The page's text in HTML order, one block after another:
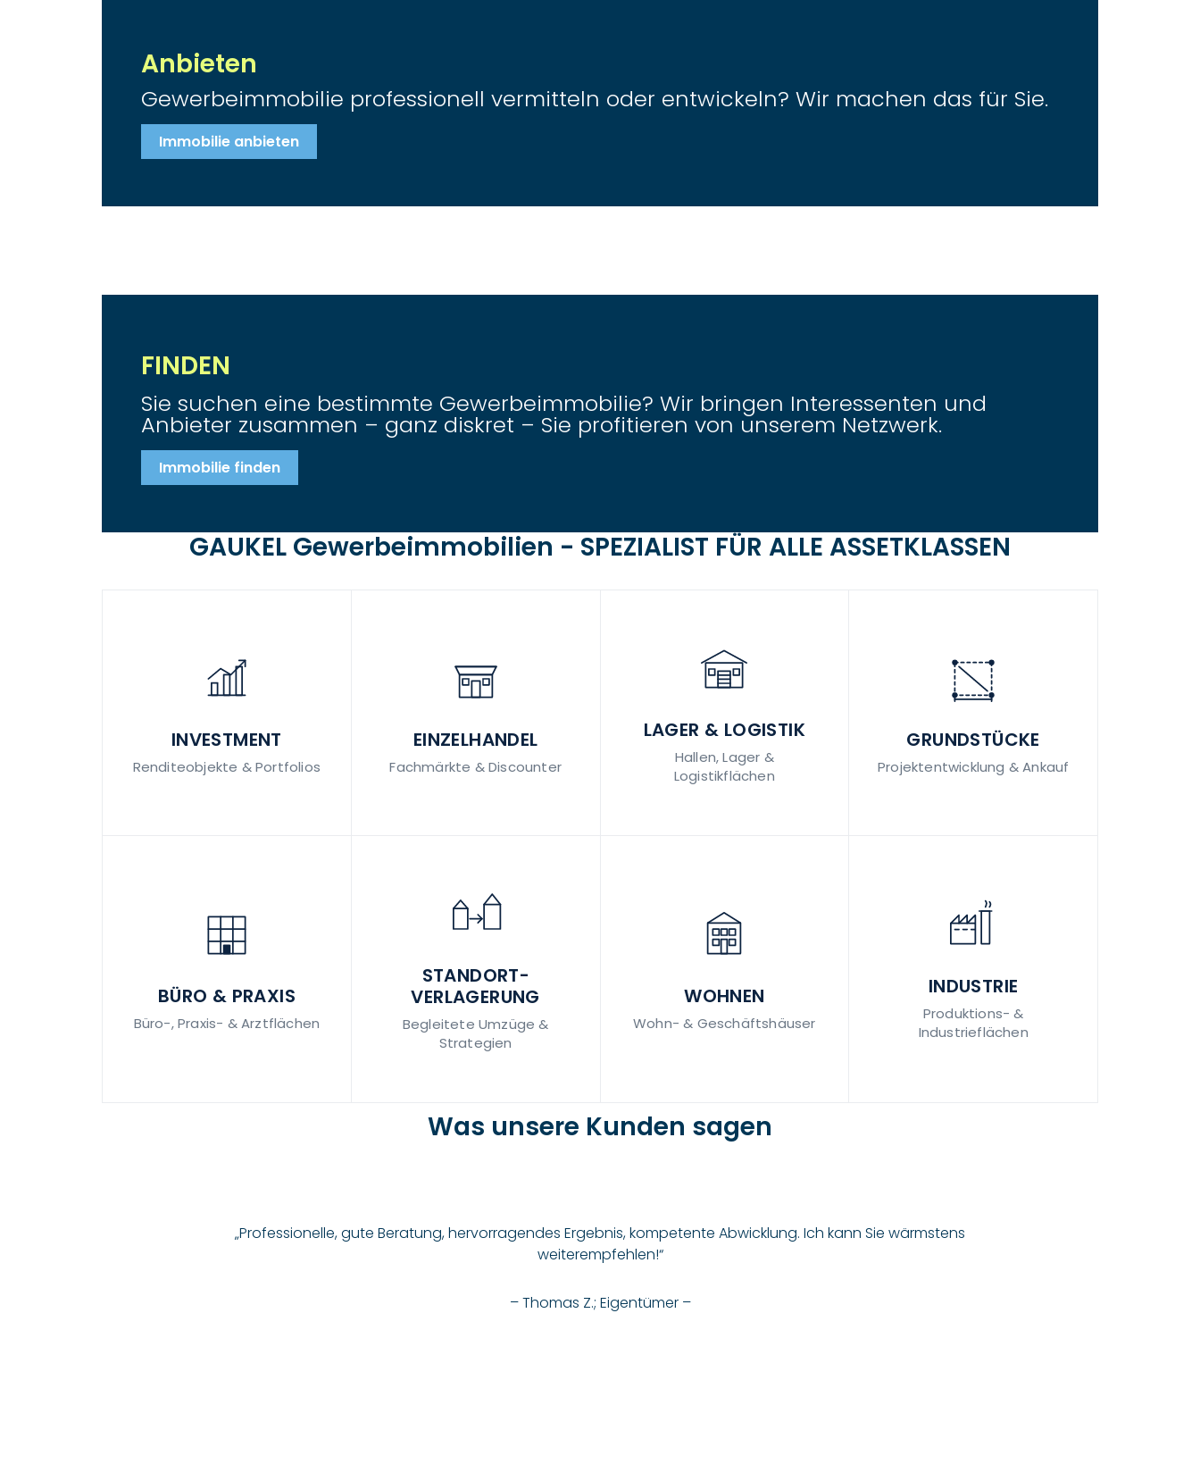
Anbieten
Gewerbeimmobilie professionell vermitteln oder entwickeln? Wir machen das für Sie.
Immobilie anbieten
FINDEN
Sie suchen eine bestimmte Gewerbeimmobilie? Wir bringen Interessenten und
Anbieter zusammen – ganz diskret – Sie profitieren von unserem Netzwerk.
Immobilie finden
GAUKEL Gewerbeimmobilien - SPEZIALIST FÜR ALLE ASSETKLASSEN
INVESTMENT
Renditeobjekte & Portfolios
EINZELHANDEL
Fachmärkte & Discounter
LAGER & LOGISTIK
Hallen, Lager &
Logistikflächen
GRUNDSTÜCKE
Projektentwicklung & Ankauf
BÜRO & PRAXIS
Büro-, Praxis- & Arztflächen
STANDORT­
VERLAGERUNG
Begleitete Umzüge &
Strategien
WOHNEN
Wohn- & Geschäftshäuser
INDUSTRIE
Produktions- &
Industrieflächen
Was unsere Kunden sagen
„Professionelle, gute Beratung, hervorragendes Ergebnis, kompetente Abwicklung. Ich kann Sie wärmstens
weiterempfehlen!“
– Thomas Z.; Eigentümer –